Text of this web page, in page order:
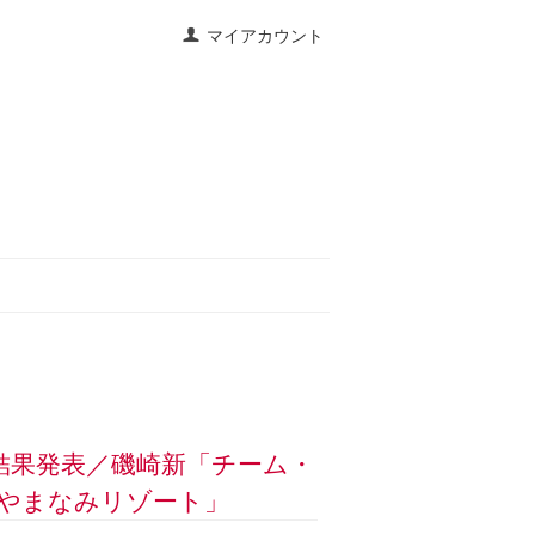
マイアカウント
発表／磯崎新「チーム・
まなみリゾート」